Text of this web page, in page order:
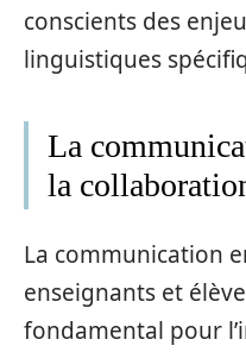
conscients des
linguistiques
La
la
La communication
enseignants et
fondamental pour